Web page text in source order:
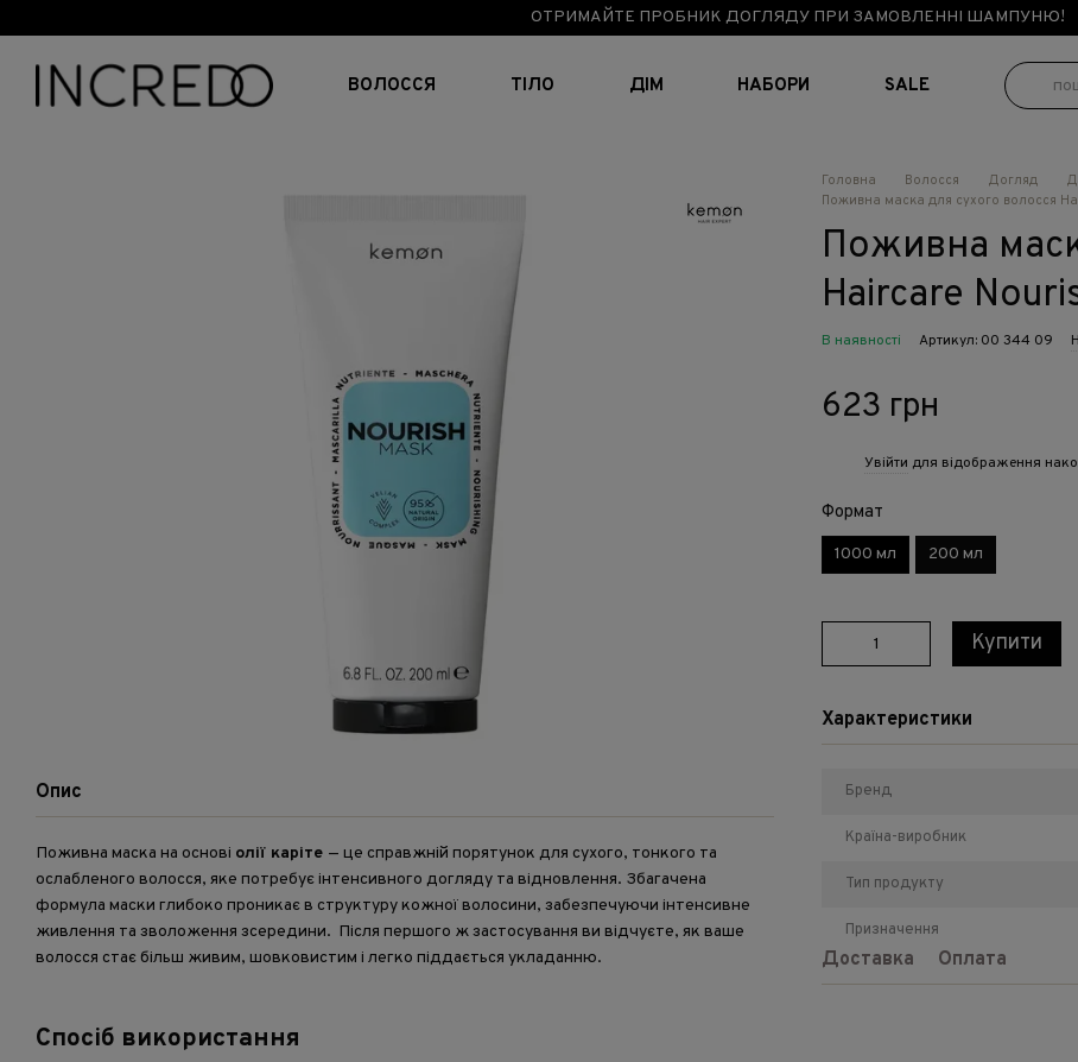
ОТРИМАЙТЕ ПРОБНИК ДОГЛЯДУ ПРИ ЗАМОВЛЕННІ ШАМПУНЮ!
ВОЛОССЯ ТІЛО ДІМ НАБОРИ SALE
Опис
Поживна маска на основі олії каріте — це справжній порятунок для сухого, тонкого та
ослабленого волосся, яке потребує інтенсивного догляду та відновлення. Збагачена
формула маски глибоко проникає в структуру кожної волосини, забезпечуючи інтенсивне
живлення та зволоження зсередини. Після першого ж застосування ви відчуєте, як ваше
волосся стає більш живим, шовковистим і легко піддається укладанню.
Спосіб використання
Головна Волосся Догляд
Поживна маска для сухого волосся
Поживна
Haircare
В наявності Артикул: 00 344 09
623 грн
Увійти для відображення
Формат
1000 мл 200 мл
Купити
Характеристики
Бренд
Країна-виробник
Тип продукту
Призначення
Доставка Оплата